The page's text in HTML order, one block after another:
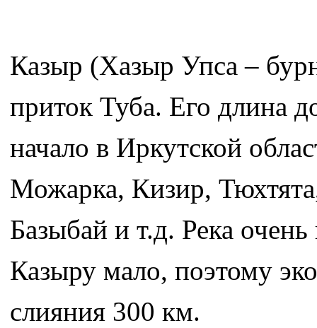
Казыр (Хазыр Упса –
приток Туба. Его длина
начало в Иркутской
Можарка, Кизир,
Базыбай и т.д. Река
Казыру мало, поэтому
слияния 300 км.